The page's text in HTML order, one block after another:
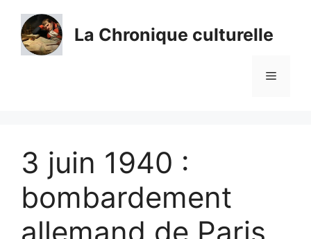
contenu
La Chronique culturelle
Menu
3 juin 1940 :
bombardement
allemand de Paris